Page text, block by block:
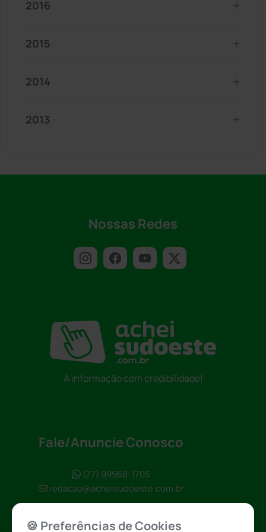
2016
2015
2014
2013
Nossas Redes
A informação com credibilidade!
Fale/Anuncie Conosco
(77) 99968-1705
redacao@acheisudoeste.com.br
🍪 Preferências de Cookies